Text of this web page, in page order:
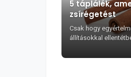
5 táplálék,
zsírégetést
Csak hogy
állításokkal